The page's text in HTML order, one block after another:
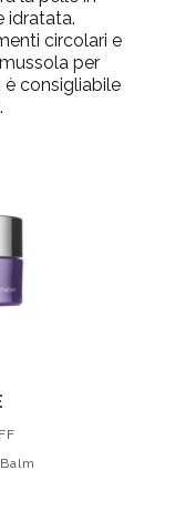
idratata.
circolari e
per
consigliabile